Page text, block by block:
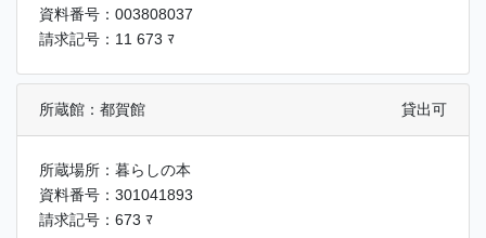
資料番号：003808037
請求記号：11 673 ﾏ
所蔵館：都賀館 貸出可
所蔵場所：暮らしの本
資料番号：301041893
請求記号：673 ﾏ